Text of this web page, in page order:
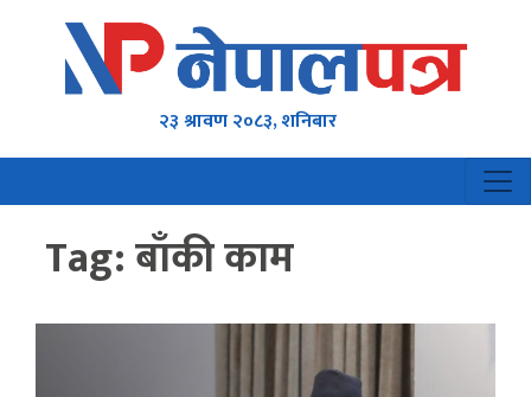
२३ श्रावण २०८३, शनिबार
Tag:बाँकी काम